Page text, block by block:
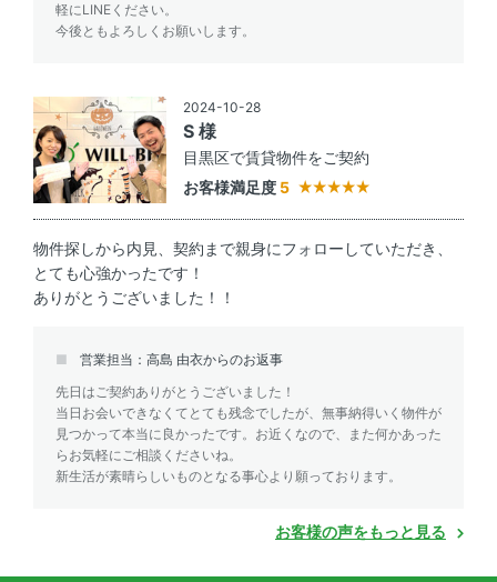
軽にLINEください。
今後ともよろしくお願いします。
2024-10-28
S 様
目黒区で賃貸物件をご契約
お客様満足度 5
物件探しから内見、契約まで親身にフォローしていただき、
とても心強かったです！
ありがとうございました！！
営業担当：高島 由衣からのお返事
先日はご契約ありがとうございました！
当日お会いできなくてとても残念でしたが、無事納得いく物件が
見つかって本当に良かったです。お近くなので、また何かあった
らお気軽にご相談くださいね。
新生活が素晴らしいものとなる事心より願っております。
お客様の声をもっと見る